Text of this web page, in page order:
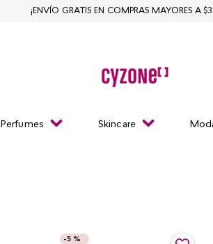
Perfumes Skincare
¡ENVÍO GRATIS EN COMPRAS MAYORES A
-5 %